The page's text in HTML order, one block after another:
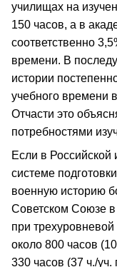
училищах на
150 часов, а в
соответственно
времени. В
истории
учебного времени
Отчасти это
потребностями
Если в
системе
военную историю
Советском Союзе в
при трехуровневой
около 800 часов
330 часов (37 ч./уч.